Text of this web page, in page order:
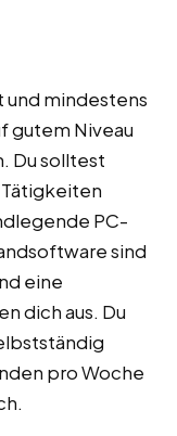
mindestens
gutem Niveau
Du solltest
PC-
sind
eine
dich aus. Du
pro Woche